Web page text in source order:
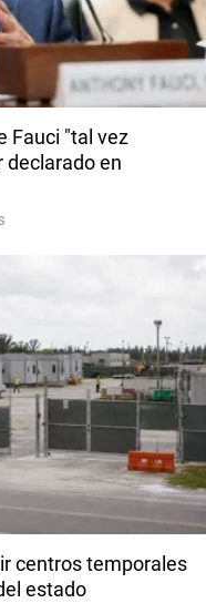
Fauci "tal vez
declarado en
centros temporales
estado